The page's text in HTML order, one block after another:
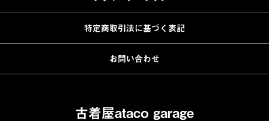
特定商取引法に基づく表記
お問い合わせ
古着屋ataco garage